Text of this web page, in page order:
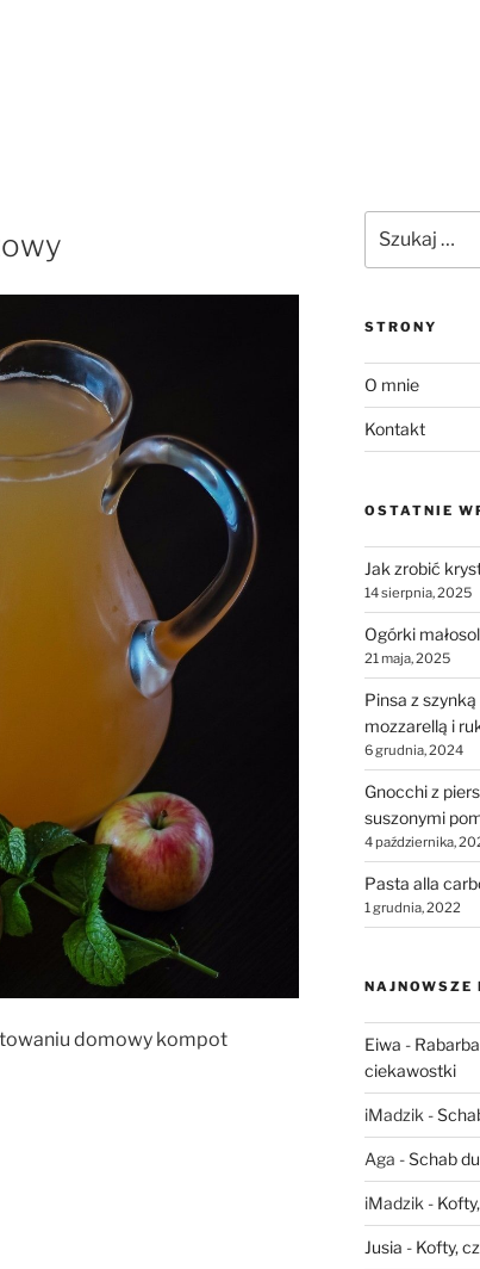
domowy kompot
STRONY
O mnie
Kontakt
OSTATNIE
Jak zrobić
14 sierpnia, 2025
Ogórki
21 maja, 2025
Pinsa z
mozzarellą i
6 grudnia, 2024
Gnocchi z
suszonymi
4 października,
Pasta alla
1 grudnia, 2022
NAJNOWSZE
Eiwa -
ciekawostki
iMadzik -
Aga -Schab
iMadzik -
Jusia - Kofty,